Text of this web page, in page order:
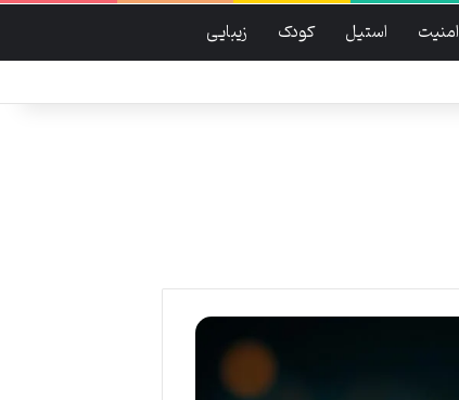
امنیت استیل کودک زیبایی